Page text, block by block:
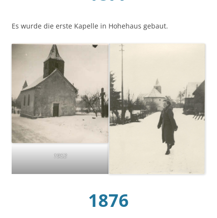
Es wurde die erste Kapelle in Hohehaus gebaut.
1953
1876